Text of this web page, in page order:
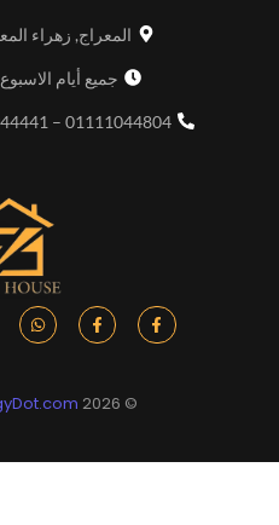
المعراج, زهراء
جميع أيام الاسبوع من 9 ص
01111044804 – 01010944441 – 01101709595
© 2026 Created with